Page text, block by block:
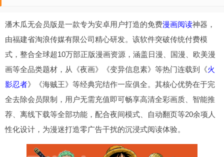
潘木瓜无会员版是一款专为安卓用户打造的免费漫画阅读神器，
由福建省淘浪传媒有限公司精心研发。该软件突破传统付费模
式，整合全球超10万部正版漫画资源，涵盖日漫、国漫、欧美漫
画等全品类题材，从《夜画》《变异信息素》等热门连载到《火
影忍者》《海贼王》等经典完结作一应俱全。其核心优势在于完
全去除会员限制，用户无需充值即可畅享高清全彩画质、智能推
荐、离线下载等全部功能，配合夜间模式、自动翻页等20余项人
性化设计，为漫迷打造零广告干扰的沉浸式阅读体验。